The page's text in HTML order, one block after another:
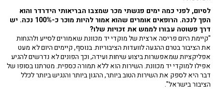
לסיום, לפני כמה ימים פגשתי מכר שמצבו הבריאותי הידרדר והוא
הפך לנכה. הרופאים אומרים שהוא אמור להיות מוכר כ-100% נכה. יש
דרך פשוטה עבורו לממש את זכויות שלו?
"קיימת היום פריסה ארצית של מוקדי יד מכוונת שאמורים לסייע ולהנחות
את הציבור בטרם ההגעה לוועדות הציבוריות. בנוסף, קיימים היום לא מעט
אפליקציות שמאפשרות ביצוע שיחות ועידה, וכך הפונים לא נדרשים להגיע
אפילו למוקדי יד מכוונת. השירות הוא ללא תמורה כספית. מטרתנו בסופו של
דבר היא לספק את השירות הטוב ביותר, ההגון ביותר והנגיש ביותר לכלל
הציבור בישראל".